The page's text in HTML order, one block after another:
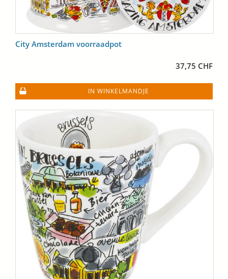
City Amsterdam voorraadpot
37,75 CHF
IN WINKELMANDJE